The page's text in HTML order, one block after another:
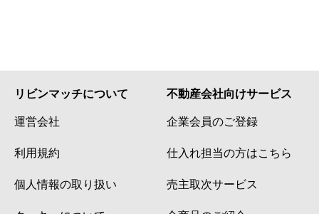
リビンマッチについて
運営会社
利用規約
個人情報の取り扱い
不動産会社向けサービス
企業会員のご登録
仕入れ担当の方はこちら
売主取次サービス